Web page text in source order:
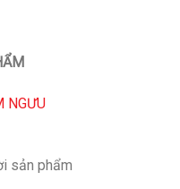
NGƯU
sản phẩm